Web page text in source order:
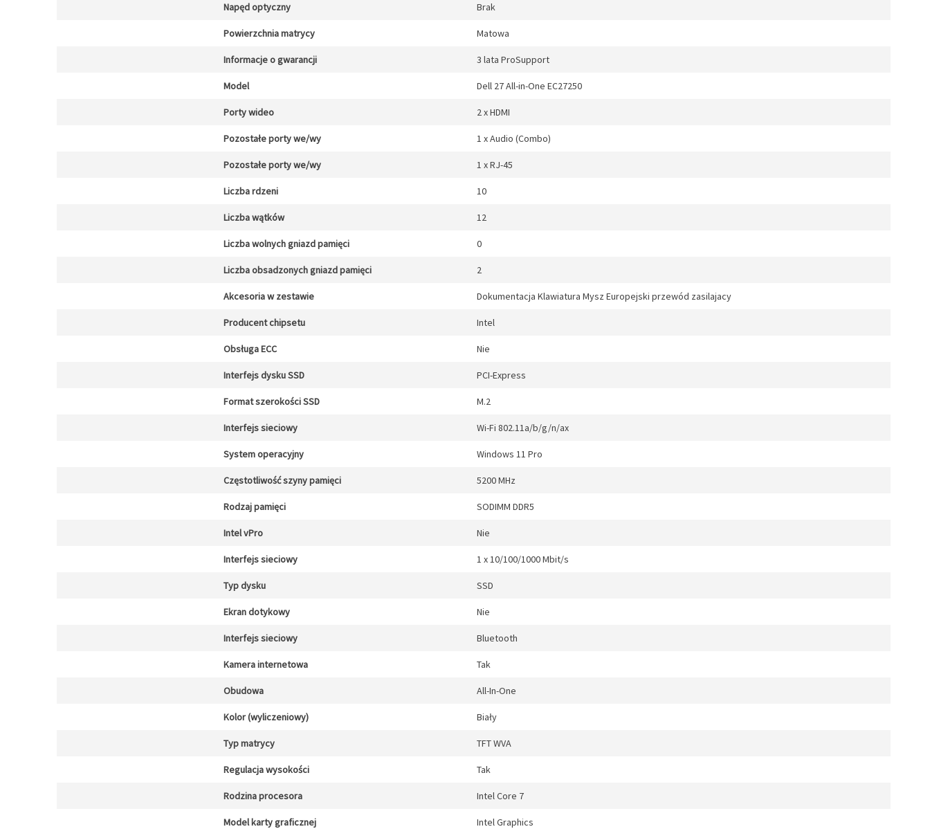
Napęd optyczny Brak
Powierzchnia matrycy Matowa
Informacje o gwarancji 3 lata ProSupport
Model Dell 27 All-in-One EC27250
Porty wideo 2 x HDMI
Pozostałe porty we/wy 1 x Audio (Combo)
Pozostałe porty we/wy 1 x RJ-45
Liczba rdzeni 10
Liczba wątków 12
Liczba wolnych gniazd pamięci 0
Liczba obsadzonych gniazd pamięci 2
Akcesoria w zestawie Dokumentacja Klawiatura Mysz Europejski przewód zasilajacy
Producent chipsetu Intel
Obsługa ECC Nie
Interfejs dysku SSD PCI-Express
Format szerokości SSD M.2
Interfejs sieciowy Wi-Fi 802.11a/b/g/n/ax
System operacyjny Windows 11 Pro
Częstotliwość szyny pamięci 5200 MHz
Rodzaj pamięci SODIMM DDR5
Intel vPro Nie
Interfejs sieciowy 1 x 10/100/1000 Mbit/s
Typ dysku SSD
Ekran dotykowy Nie
Interfejs sieciowy Bluetooth
Kamera internetowa Tak
Obudowa All-In-One
Kolor (wyliczeniowy) Biały
Typ matrycy TFT WVA
Regulacja wysokości Tak
Rodzina procesora Intel Core 7
Model karty graficznej Intel Graphics